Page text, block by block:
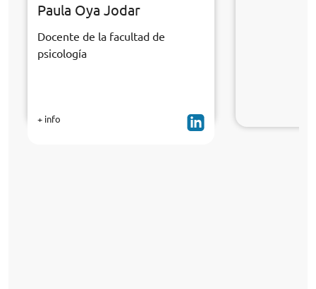
Paula Oya Jodar
Docente de la facultad de
psicología
+ info